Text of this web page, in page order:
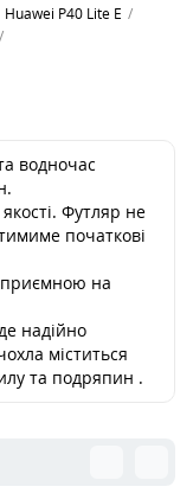
Huawei P40 Lite E
водночас
Футляр не
початкові
приємною на
надійно
міститься
та подряпин .